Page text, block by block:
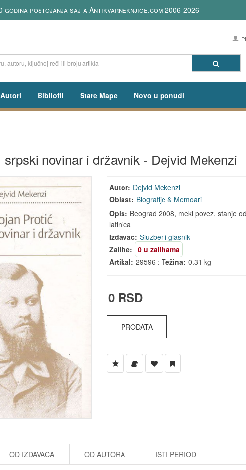
godina postojanja sajta Antikvarneknjige.com 2006-2026
Autori Bibliofil Stare Mape Novo u ponudi
srpski novinar i državnik - Dejvid Mekenzi
Autor: Dejvid Mekenzi
Oblast: Biografije & Memoari
Opis: Beograd 2008, meki povez, stanje
latinica
Izdavač: Sluzbeni glasnik
Zalihe:
0 u zalihama
Artikal: 29596 :Težina: 0.31 kg
0 RSD
PRODATA
OD IZDAVAČA OD AUTORA ISTI PERIOD